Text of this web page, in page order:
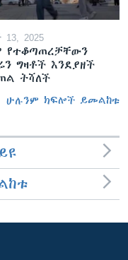
2025
የተቆጣጠረቻቸውን
ግዛቶች እንደያዘች
ትሻለች
ሁሉንም ክፍሎች ይመልከቱ